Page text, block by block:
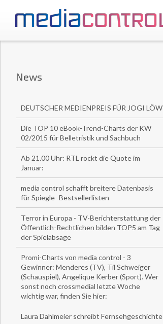
News
DEUTSCHER MEDIENPREIS FÜR JOGI LÖW
Die TOP 10 eBook-Trend-Charts der KW
02/2015 für Belletristik und Sachbuch
Ab 21.00 Uhr: RTL rockt die Quote im
Januar:
media control schafft breitere Datenbasis
für Spiegle- Bestsellerlisten
Terror in Europa - TV-Berichterstattung der
Öffentlich-Rechtlichen bilden TOP5 am Tag
der Spielabsage
Promi-Charts von media control - 3
Gewinner: Menderes (TV), Til Schweiger
(Schauspiel), Angelique Kerber (Sport). Wer
sonst noch crossmedial letzte Woche
wichtig war, finden Sie hier:
Laura Dahlmeier schreibt Fernsehgeschichte